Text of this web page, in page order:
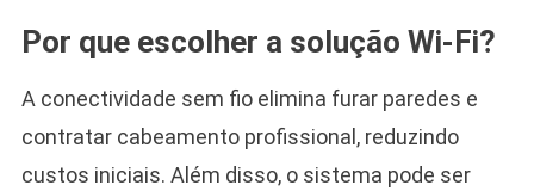
Por que escolher a solução Wi-Fi?
A conectividade sem fio elimina furar paredes e
contratar cabeamento profissional, reduzindo
custos iniciais. Além disso, o sistema pode ser